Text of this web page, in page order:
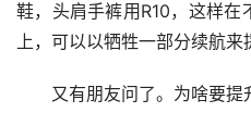
鞋，头肩手裤用R10，这样
上，可以以牺牲一部分续航来
又有朋友问了。为啥要提